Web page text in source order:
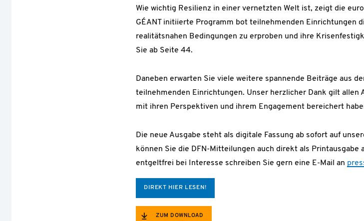
Wie wichtig Resilienz in einer vernetzten Welt ist, zeigt die
GÉANT initiierte Programm bot teilnehmenden Einrichtungen
realitätsnahen Bedingungen zu erproben und ihre
Sie ab Seite 44.
Daneben erwarten Sie viele weitere spannende Beiträge aus
teilnehmenden Einrichtungen. Unser herzlicher Dank gilt allen
mit ihren Perspektiven und ihrem Engagement bereichert
Die neue Ausgabe steht als digitale Fassung ab sofort auf
können Sie die DFN-Mitteilungen auch direkt als
entgeltfrei bei Interesse schreiben Sie gern eine E-Mail an
DIREKT HIER LESEN!
ZUM DOWNLOAD